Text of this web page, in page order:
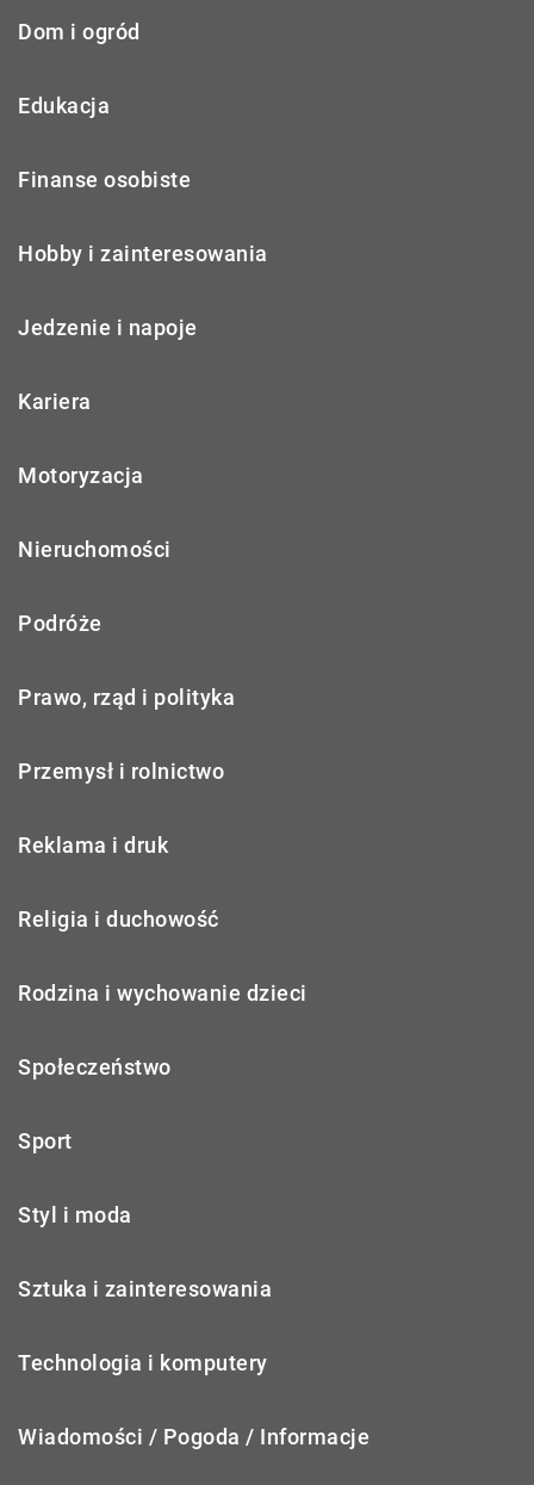
Dom i ogród
Edukacja
Finanse osobiste
Hobby i zainteresowania
Jedzenie i napoje
Kariera
Motoryzacja
Nieruchomości
Podróże
Prawo, rząd i polityka
Przemysł i rolnictwo
Reklama i druk
Religia i duchowość
Rodzina i wychowanie dzieci
Społeczeństwo
Sport
Styl i moda
Sztuka i zainteresowania
Technologia i komputery
Wiadomości / Pogoda / Informacje